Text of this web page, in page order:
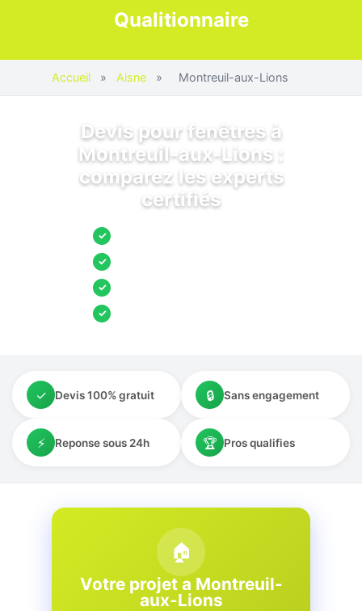
Qualitionnaire
Accueil » Aisne » Montreuil-aux-Lions
Devis pour fenêtres à
Montreuil-aux-Lions :
comparez les experts
certifiés
✓
✓
✓
✓
✓ Devis 100% gratuit 🔒 Sans engagement
⚡ Reponse sous 24h 🏆 Pros qualifies
🏠
Votre projet a Montreuil-
aux-Lions